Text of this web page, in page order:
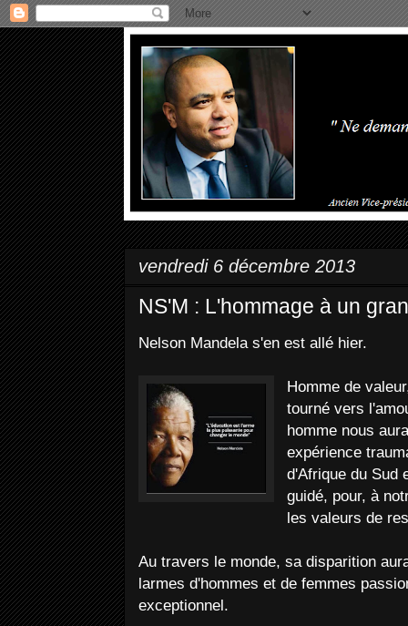
vendredi 6 décembre 2013
NS'M : L'hommage à un
Nelson Mandela s'en est allé hier.
Homme de
tourné vers
homme nous
expérience
d'Afrique du Sud
guidé, pour, à
les valeurs de
Au travers le monde, sa disparition
larmes d'hommes et de femmes
exceptionnel.